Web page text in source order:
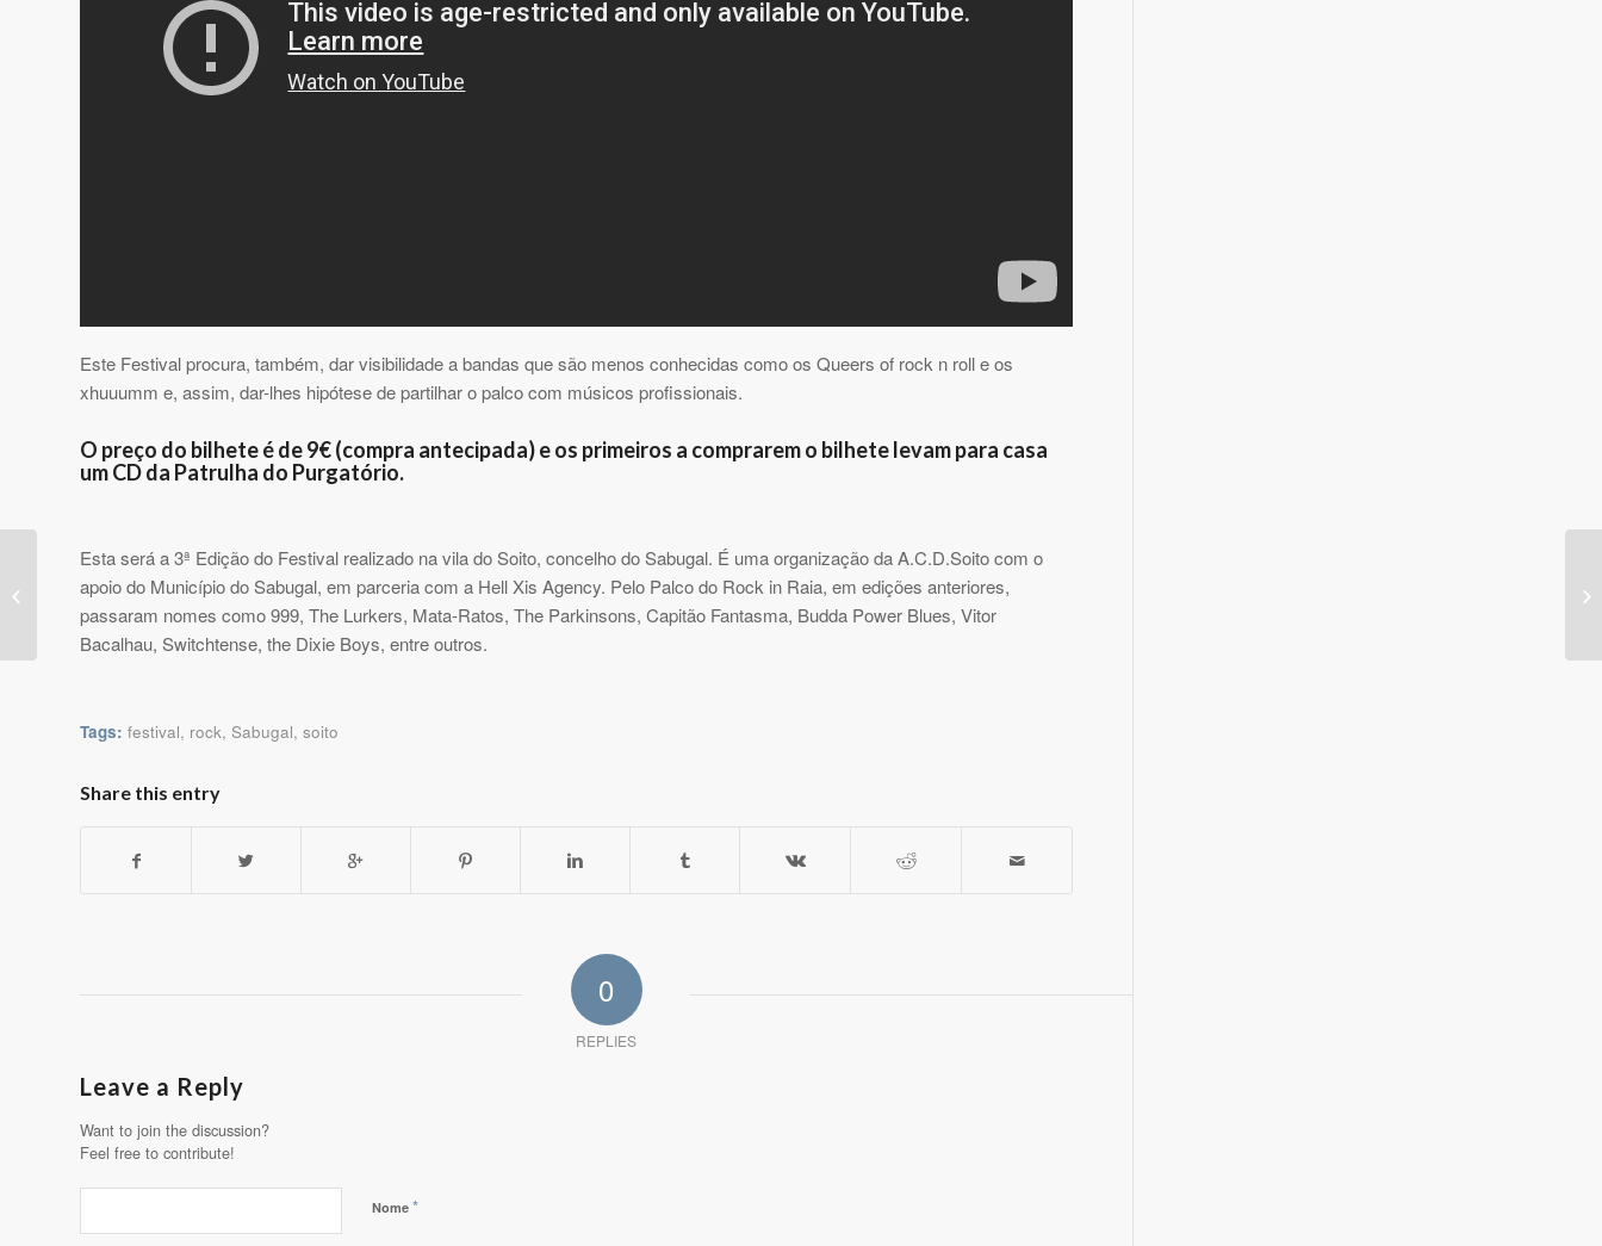
Este Festival procura, também, dar visibilidade a bandas que são menos conhecidas como os Queers of rock n roll e os
xhuuumm e, assim, dar-lhes hipótese de partilhar o palco com músicos profissionais.
O preço do bilhete é de 9€ (compra antecipada) e os primeiros a comprarem o bilhete levam para casa
um CD da Patrulha do Purgatório.
Esta será a 3ª Edição do Festival realizado na vila do Soito, concelho do Sabugal. É uma organização da A.C.D.Soito com o
apoio do Município do Sabugal, em parceria com a Hell Xis Agency. Pelo Palco do Rock in Raia, em edições anteriores,
passaram nomes como 999, The Lurkers, Mata-Ratos, The Parkinsons, Capitão Fantasma, Budda Power Blues, Vitor
Bacalhau, Switchtense, the Dixie Boys, entre outros.
Tags: festival, rock, Sabugal, soito
Share this entry
0
REPLIES
Leave a Reply
Want to join the discussion?
Feel free to contribute!
Nome *
Sogrape lança novos